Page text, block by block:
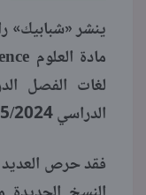
ينشر «شبابيك»
لغات الفصل
الدراسي 2025/2024.
فقد حرص العديد